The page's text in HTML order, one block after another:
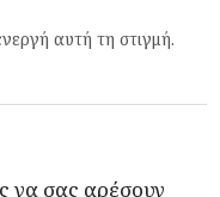
αυτή τη στιγμή.
να σας αρέσουν